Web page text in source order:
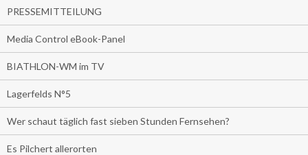
PRESSEMITTEILUNG
Media Control eBook-Panel
BIATHLON-WM im TV
Lagerfelds N°5
Wer schaut täglich fast sieben Stunden Fernsehen?
Es Pilchert allerorten